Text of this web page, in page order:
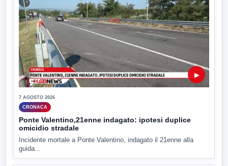
▶
7 AGOSTO 2026
CRONACA
Ponte Valentino,21enne indagato: ipotesi duplice
omicidio stradale
Incidente mortale a Ponte Valentino, indagato il 21enne alla
guida...